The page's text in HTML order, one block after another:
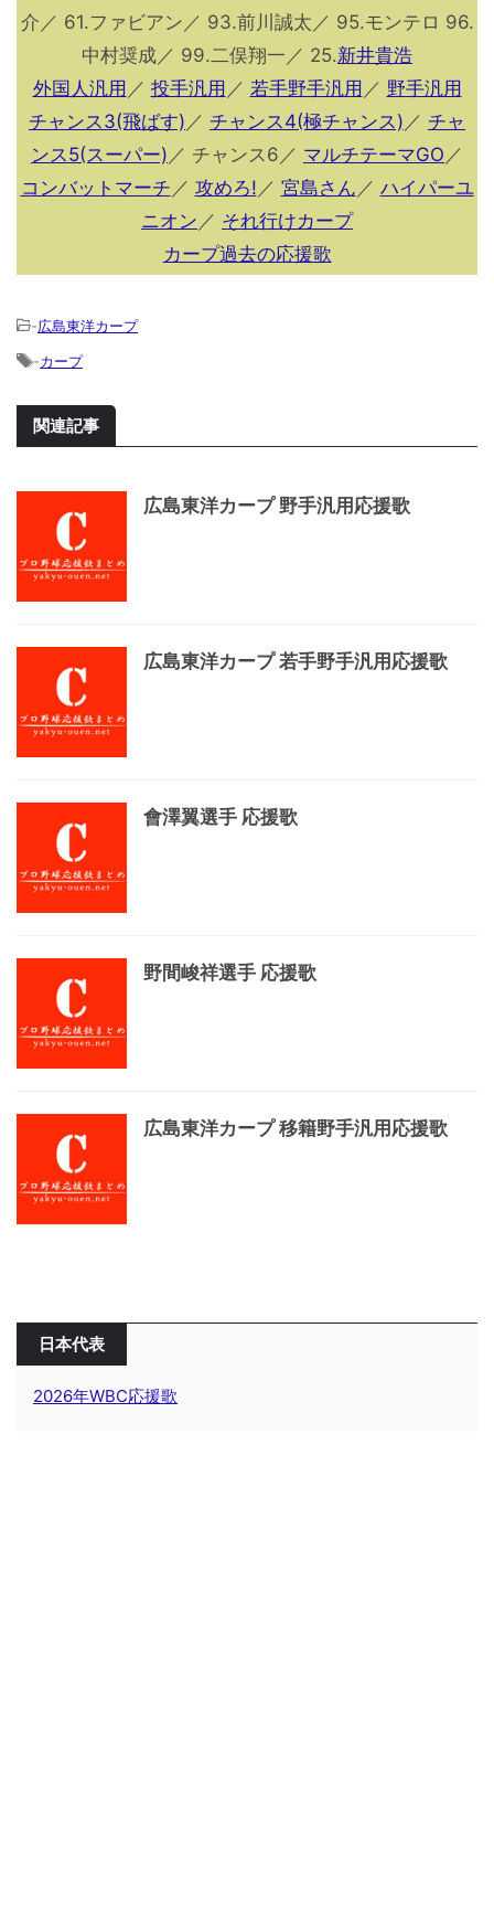
介／ 61.ファビアン／ 93.前川誠太／ 95.モンテロ 96.
中村奨成／ 99.二俣翔一／ 25.新井貴浩
外国人汎用 ／ 投手汎用 ／ 若手野手汎用 ／ 野手汎用
チャンス3(飛ばす) ／ チャンス4(極チャンス) ／ チャ
ンス5(スーパー) ／ チャンス6／ マルチテーマGO ／
コンバットマーチ ／ 攻めろ! ／ 宮島さん ／ ハイパーユ
ニオン ／ それ行けカープ
カープ過去の応援歌
-広島東洋カープ
-カープ
関連記事
広島東洋カープ 野手汎用応援歌
広島東洋カープ 若手野手汎用応援歌
會澤翼選手 応援歌
野間峻祥選手 応援歌
広島東洋カープ 移籍野手汎用応援歌
日本代表
2026年WBC応援歌